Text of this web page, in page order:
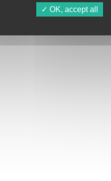
OK, accept all